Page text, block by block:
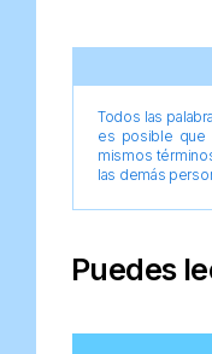
Todos las
es posible que
mismos
las demás
Puedes